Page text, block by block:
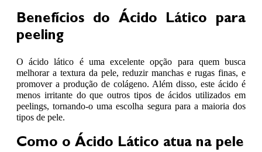
Benefícios do Ácido Lático para
peeling
O ácido lático é uma excelente opção para quem busca
melhorar a textura da pele, reduzir manchas e rugas finas, e
promover a produção de colágeno. Além disso, este ácido é
menos irritante do que outros tipos de ácidos utilizados em
peelings, tornando-o uma escolha segura para a maioria dos
tipos de pele.
Como o Ácido Lático atua na pele